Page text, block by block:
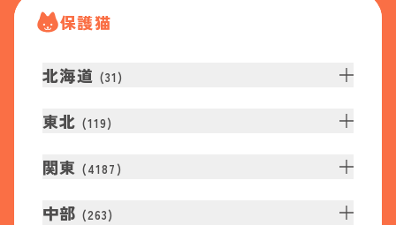
保護猫
北海道 (31 )
東北 (119)
関東 (4187 )
中部 (263)